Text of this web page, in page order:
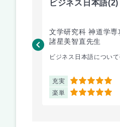
ビジネス日本語(2)
文学研究科 神道学専
諸星美智直先生
ビジネス日本語につい
充実 5
楽単 5